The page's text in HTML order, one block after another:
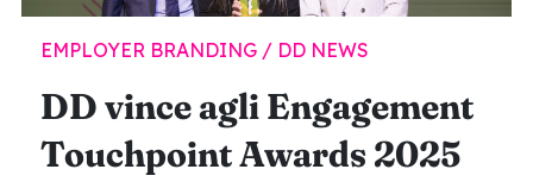
EMPLOYER BRANDING / DD NEWS
DD vince agli Engagement
Touchpoint Awards 2025